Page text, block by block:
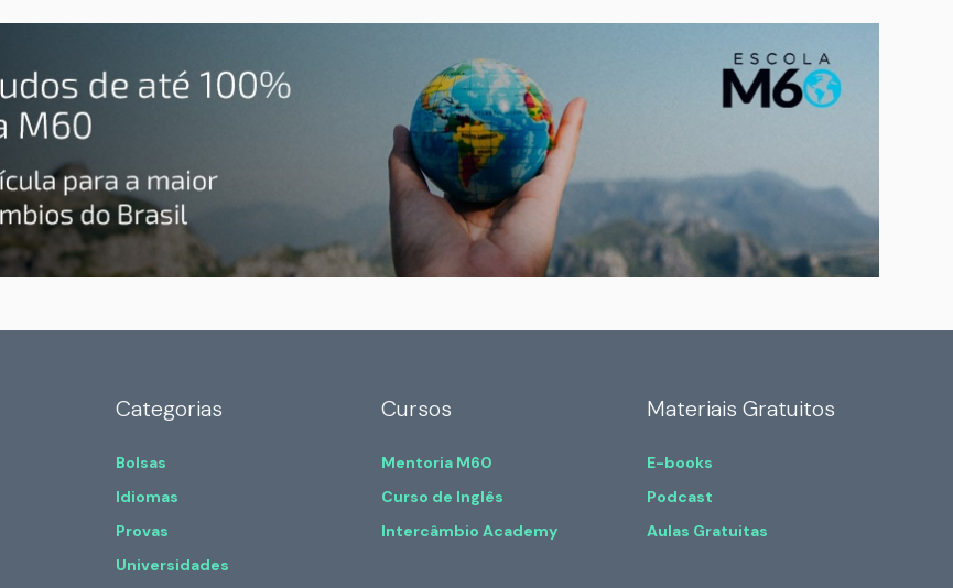
Categorias
Bolsas
Idiomas
Provas
Universidades
Cursos
Mentoria M60
Curso de Inglês
Intercâmbio Academy
Materiais Gratuitos
E-books
Podcast
Aulas Gratuitas